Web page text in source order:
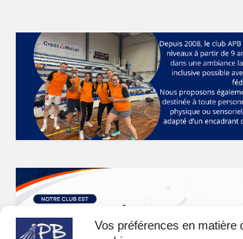
Vos préférences en matière